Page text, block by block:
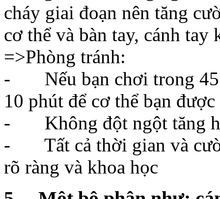
- Nếu bạn chơi trong 45
10 phút để cơ thể bạn
- Không đột ngột tăng
- Tất cả thời gian và
rõ ràng và khoa học
5.
Một bộ phận như:
hoặc cổ đã bị chấn
người chơi không chịu